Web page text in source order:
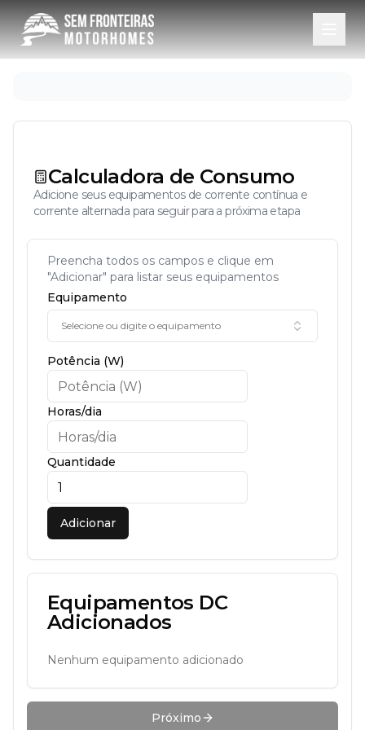
Calculadora de Consumo
Adicione seus equipamentos de corrente contínua e
corrente alternada para seguir para a próxima etapa
Preencha todos os campos e clique em
"Adicionar" para listar seus equipamentos
Equipamento
Selecione ou digite o equipamento
Potência (W)
Horas/dia
Quantidade
Adicionar
Equipamentos DC
Adicionados
Nenhum equipamento adicionado
Próximo